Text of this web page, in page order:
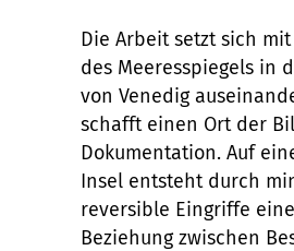
Die Arbeit setzt sich
des Meeresspiegels in
von Venedig
schafft einen Ort der
Dokumentation. Auf
Insel entsteht durch
reversible Eingriffe
Beziehung zwischen